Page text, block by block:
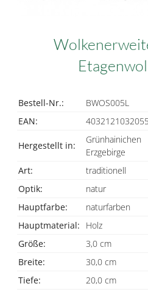
Bestell-Nr.:
BWOS005L
EAN:
4032121032055
Hergestellt in:
Grünhainichen
Erzgebirge
Art:
traditionell
Optik:
natur
Hauptfarbe:
naturfarben
Hauptmaterial:
Holz
Größe:
3,0 cm
Breite:
30,0 cm
Tiefe:
20,0 cm